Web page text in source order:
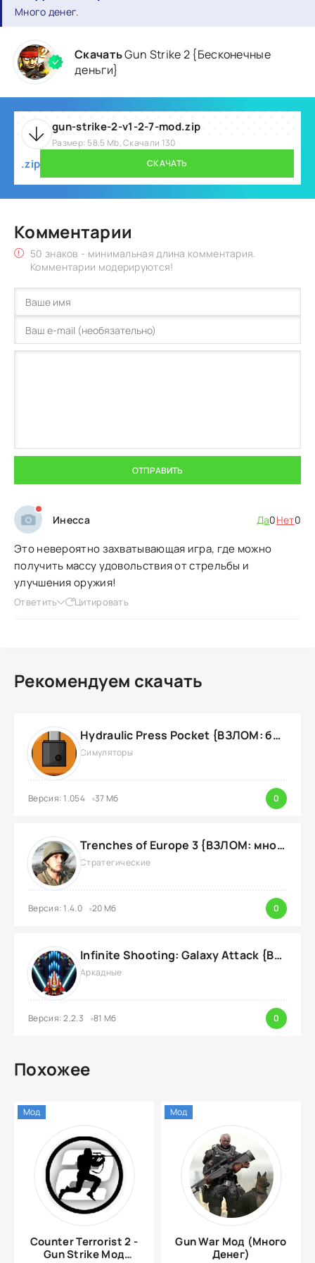
Много денег.
СкачатьGun Strike 2 {Бесконечные
деньги}
gun-strike-2-v1-2-7-mod.zip
Размер: 58.5 Mb, Скачали 130
.zip СКАЧАТЬ
Комментарии
50 знаков - минимальная длина комментария.
Комментарии модерируются!
ОТПРАВИТЬ
Инесса Да0Нет0
Это невероятно захватывающая игра, где можно
получить массу удовольствия от стрельбы и
улучшения оружия!
Ответить Цитировать
Рекомендуем скачать
Hydraulic Press Pocket {ВЗЛОМ: бесконечные деньги}
Симуляторы
Версия: 1.054 37 Мб 0
Trenches of Europe 3 {ВЗЛОМ: много денег}
Стратегические
Версия: 1.4.0 20 Мб 0
Infinite Shooting: Galaxy Attack {ВЗЛОМ: Бесплатные Покупки}
Аркадные
Версия: 2.2.3 81 Мб 0
Похожее
Counter Terrorist 2 -
Gun Strike Мод
Мод
Gun War Мод (Много
Денег)
Мод